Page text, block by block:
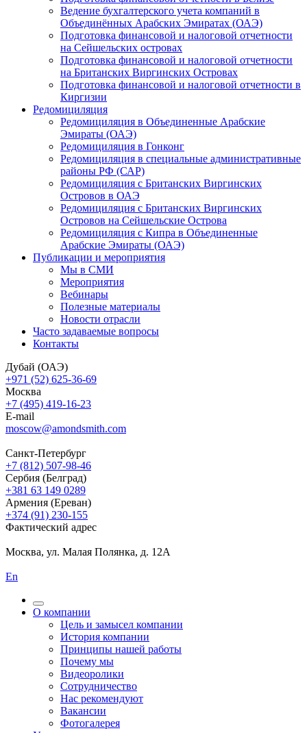
Ведение бухгалтерского учета компаний в
Объединённых Арабских Эмиратах (ОАЭ)
Подготовка финансовой и налоговой отчетности
на Сейшельских островах
Подготовка финансовой и налоговой отчетности
на Британских Виргинских Островах
Подготовка финансовой и налоговой отчетности в
Киргизии
Редомициляция
Редомициляция в Объединенные Арабские
Эмираты (ОАЭ)
Редомициляция в Гонконг
Редомициляция в специальные административные
районы РФ (САР)
Редомициляция с Британских Виргинских
Островов в ОАЭ
Редомициляция с Британских Виргинских
Островов на Сейшельские Острова
Редомициляция с Кипра в Объединенные
Арабские Эмираты (ОАЭ)
Публикации и мероприятия
Мы в СМИ
Мероприятия
Вебинары
Полезные материалы
Новости отрасли
Часто задаваемые вопросы
Контакты
Дубай (ОАЭ)
+971 (52) 625-36-69
Москва
+7 (495) 419-16-23
E-mail
moscow@amondsmith.com
Санкт-Петербург
+7 (812) 507-98-46
Сербия (Белград)
+381 63 149 0289
Армения (Ереван)
+374 (91) 230-155
Фактический адрес
Москва, ул. Малая Полянка, д. 12А
En
О компании
Цель и замысел компании
История компании
Принципы нашей работы
Почему мы
Видеоролики
Сотрудничество
Нас рекомендуют
Вакансии
Фотогалерея